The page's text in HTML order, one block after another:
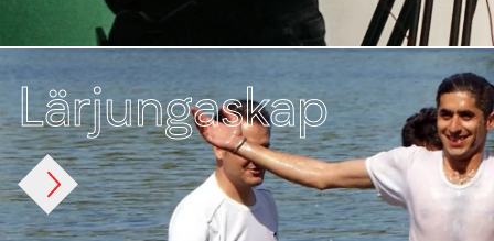
Lärjungaskap
Stärka de troende, utveckla ledare och få
kyrkan att växa - genom bibelbaserade
initiativ och resurser